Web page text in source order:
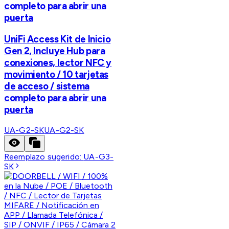
completo para abrir una
puerta
UniFi Access Kit de Inicio
Gen 2, Incluye Hub para
conexiones, lector NFC y
movimiento / 10 tarjetas
de acceso / sistema
completo para abrir una
puerta
UA-G2-SKUA-G2-SK
Reemplazo sugerido: UA-G3-
SK